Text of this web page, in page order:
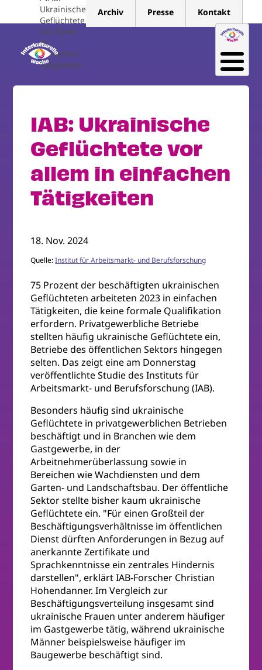
Ukrainische
Geflüchtete
Vor Allem
In
Einfachen
Tätigkeiten
Archiv Presse Kontakt
IAB: Ukrainische
Geflüchtete vor
allem in einfachen
Tätigkeiten
18. Nov. 2024
Quelle:Institut für Arbeitsmarkt- und Berufsforschung
75 Prozent der beschäftigten ukrainischen
Geflüchteten arbeiteten 2023 in einfachen
Tätigkeiten, die keine formale Qualifikation
erfordern. Privatgewerbliche Betriebe
stellten häufig ukrainische Geflüchtete ein,
Betriebe des öffentlichen Sektors hingegen
selten. Das zeigt eine am Donnerstag
veröffentlichte Studie des Instituts für
Arbeitsmarkt- und Berufsforschung (IAB).
Besonders häufig sind ukrainische
Geflüchtete in privatgewerblichen Betrieben
beschäftigt und in Branchen wie dem
Gastgewerbe, in der
Arbeitnehmerüberlassung sowie in
Bereichen wie Wachdiensten und dem
Garten- und Landschaftsbau. Der öffentliche
Sektor stellte bisher kaum ukrainische
Geflüchtete ein. "Für einen Großteil der
Beschäftigungsverhältnisse im öffentlichen
Dienst dürften Anforderungen in Bezug auf
anerkannte Zertifikate und
Sprachkenntnisse ein zentrales Hindernis
darstellen", erklärt IAB-Forscher Christian
Hohendanner. Im Vergleich zur
Beschäftigungsverteilung insgesamt sind
ukrainische Frauen unter anderem häufiger
im Gastgewerbe tätig, während ukrainische
Männer beispielsweise häufiger im
Baugewerbe beschäftigt sind.